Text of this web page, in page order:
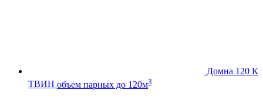
Домна 120 К
ТВИН объем парных до 120м3